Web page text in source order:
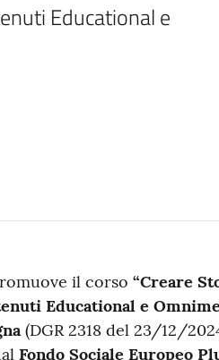
Educational e
il corso “Creare
Educational e
(DGR 2318 del 23/12/
Fondo Sociale Europeo